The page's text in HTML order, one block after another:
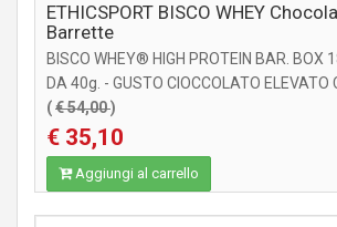
ETHICSPORT BISCO WHEY
Barrette
BISCO WHEY® HIGH PROTEIN BAR. BOX
DA 40g. - GUSTO CIOCCOLATO ELEVATO
(€ 54,00)
€ 35,10
Aggiungi al carrello